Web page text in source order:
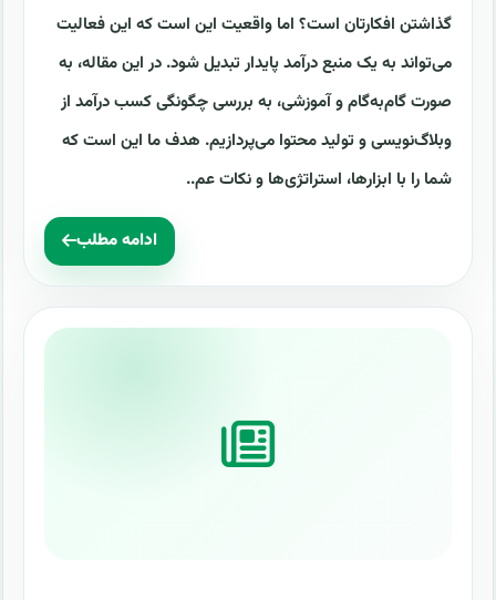
گذاشتن افکارتان است؟ اما واقعیت این است که این فعالیت
می‌تواند به یک منبع درآمد پایدار تبدیل شود. در این مقاله، به
صورت گام‌به‌گام و آموزشی، به بررسی چگونگی کسب درآمد از
وبلاگ‌نویسی و تولید محتوا می‌پردازیم. هدف ما این است که
شما را با ابزارها، استراتژی‌ها و نکات عم..
ادامه مطلب